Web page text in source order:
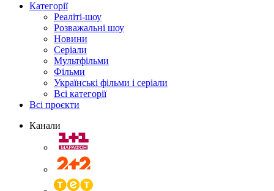
Категорії
Реаліті-шоу
Розважальні шоу
Новини
Серіали
Мультфільми
Фільми
Українські фільми і серіали
Всі категорії
Всі проєкти
Канали